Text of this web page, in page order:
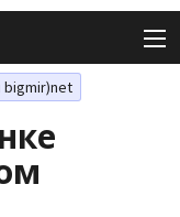
bigmir)net